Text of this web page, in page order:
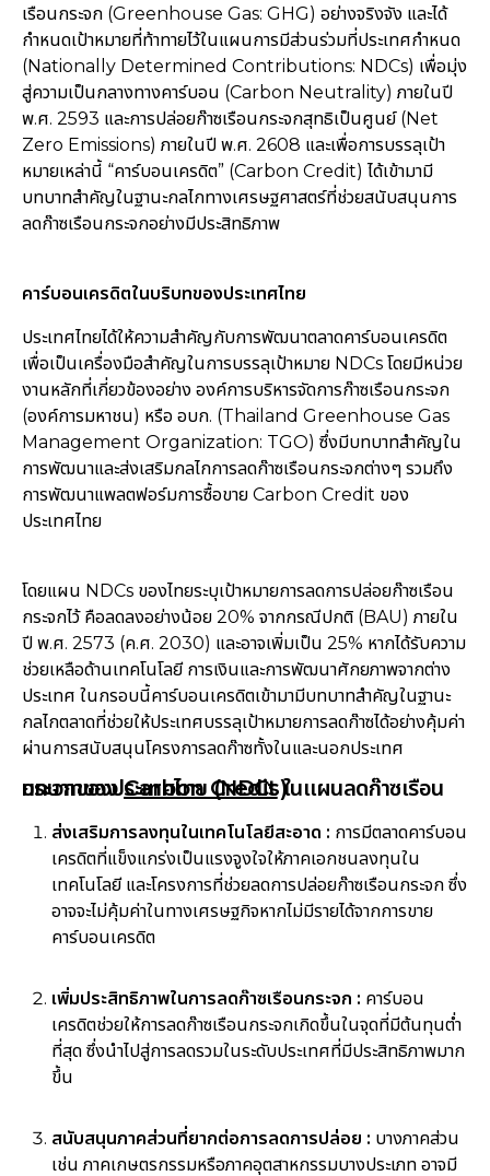
เรือนกระจก (Greenhouse Gas: GHG) อย่างจริงจัง และได้
กำหนดเป้าหมายที่ท้าทายไว้ในแผนการมีส่วนร่วมที่ประเทศกำหนด
(Nationally Determined Contributions: NDCs) เพื่อมุ่ง
สู่ความเป็นกลางทางคาร์บอน (Carbon Neutrality) ภายในปี
พ.ศ. 2593 และการปล่อยก๊าซเรือนกระจกสุทธิเป็นศูนย์ (Net
Zero Emissions) ภายในปี พ.ศ. 2608 และเพื่อการบรรลุเป้า
หมายเหล่านี้ “คาร์บอนเครดิต” (Carbon Credit) ได้เข้ามามี
บทบาทสำคัญในฐานะกลไกทางเศรษฐศาสตร์ที่ช่วยสนับสนุนการ
ลดก๊าซเรือนกระจกอย่างมีประสิทธิภาพ
คาร์บอนเครดิตในบริบทของประเทศไทย
ประเทศไทยได้ให้ความสำคัญกับการพัฒนาตลาดคาร์บอนเครดิต
เพื่อเป็นเครื่องมือสำคัญในการบรรลุเป้าหมาย NDCs โดยมีหน่วย
งานหลักที่เกี่ยวข้องอย่าง องค์การบริหารจัดการก๊าซเรือนกระจก
(องค์การมหาชน) หรือ อบก. (Thailand Greenhouse Gas
Management Organization: TGO) ซึ่งมีบทบาทสำคัญใน
การพัฒนาและส่งเสริมกลไกการลดก๊าซเรือนกระจกต่างๆ รวมถึง
การพัฒนาแพลตฟอร์มการซื้อขาย Carbon Credit ของ
ประเทศไทย
โดยแผน NDCs ของไทยระบุเป้าหมายการลดการปล่อยก๊าซเรือน
กระจกไว้ คือลดลงอย่างน้อย 20% จากกรณีปกติ (BAU) ภายใน
ปี พ.ศ. 2573 (ค.ศ. 2030) และอาจเพิ่มเป็น 25% หากได้รับความ
ช่วยเหลือด้านเทคโนโลยี การเงินและการพัฒนาศักยภาพจากต่าง
ประเทศ ในกรอบนี้คาร์บอนเครดิตเข้ามามีบทบาทสำคัญในฐานะ
กลไกตลาดที่ช่วยให้ประเทศบรรลุเป้าหมายการลดก๊าซได้อย่างคุ้มค่า
ผ่านการสนับสนุนโครงการลดก๊าซทั้งในและนอกประเทศ
บทบาทของCarbon Credit
ในแผนลดก๊าซเรือนกระจกของประเทศไทย (NDCs)
ส่งเสริมการลงทุนในเทคโนโลยีสะอาด : การมีตลาดคาร์บอน
เครดิตที่แข็งแกร่งเป็นแรงจูงใจให้ภาคเอกชนลงทุนใน
เทคโนโลยี และโครงการที่ช่วยลดการปล่อยก๊าซเรือนกระจก ซึ่ง
อาจจะไม่คุ้มค่าในทางเศรษฐกิจหากไม่มีรายได้จากการขาย
คาร์บอนเครดิต
เพิ่มประสิทธิภาพในการลดก๊าซเรือนกระจก : คาร์บอน
เครดิตช่วยให้การลดก๊าซเรือนกระจกเกิดขึ้นในจุดที่มีต้นทุนต่ำ
ที่สุด ซึ่งนำไปสู่การลดรวมในระดับประเทศที่มีประสิทธิภาพมาก
ขึ้น
สนับสนุนภาคส่วนที่ยากต่อการลดการปล่อย : บางภาคส่วน
เช่น ภาคเกษตรกรรมหรือภาคอุตสาหกรรมบางประเภท อาจมี